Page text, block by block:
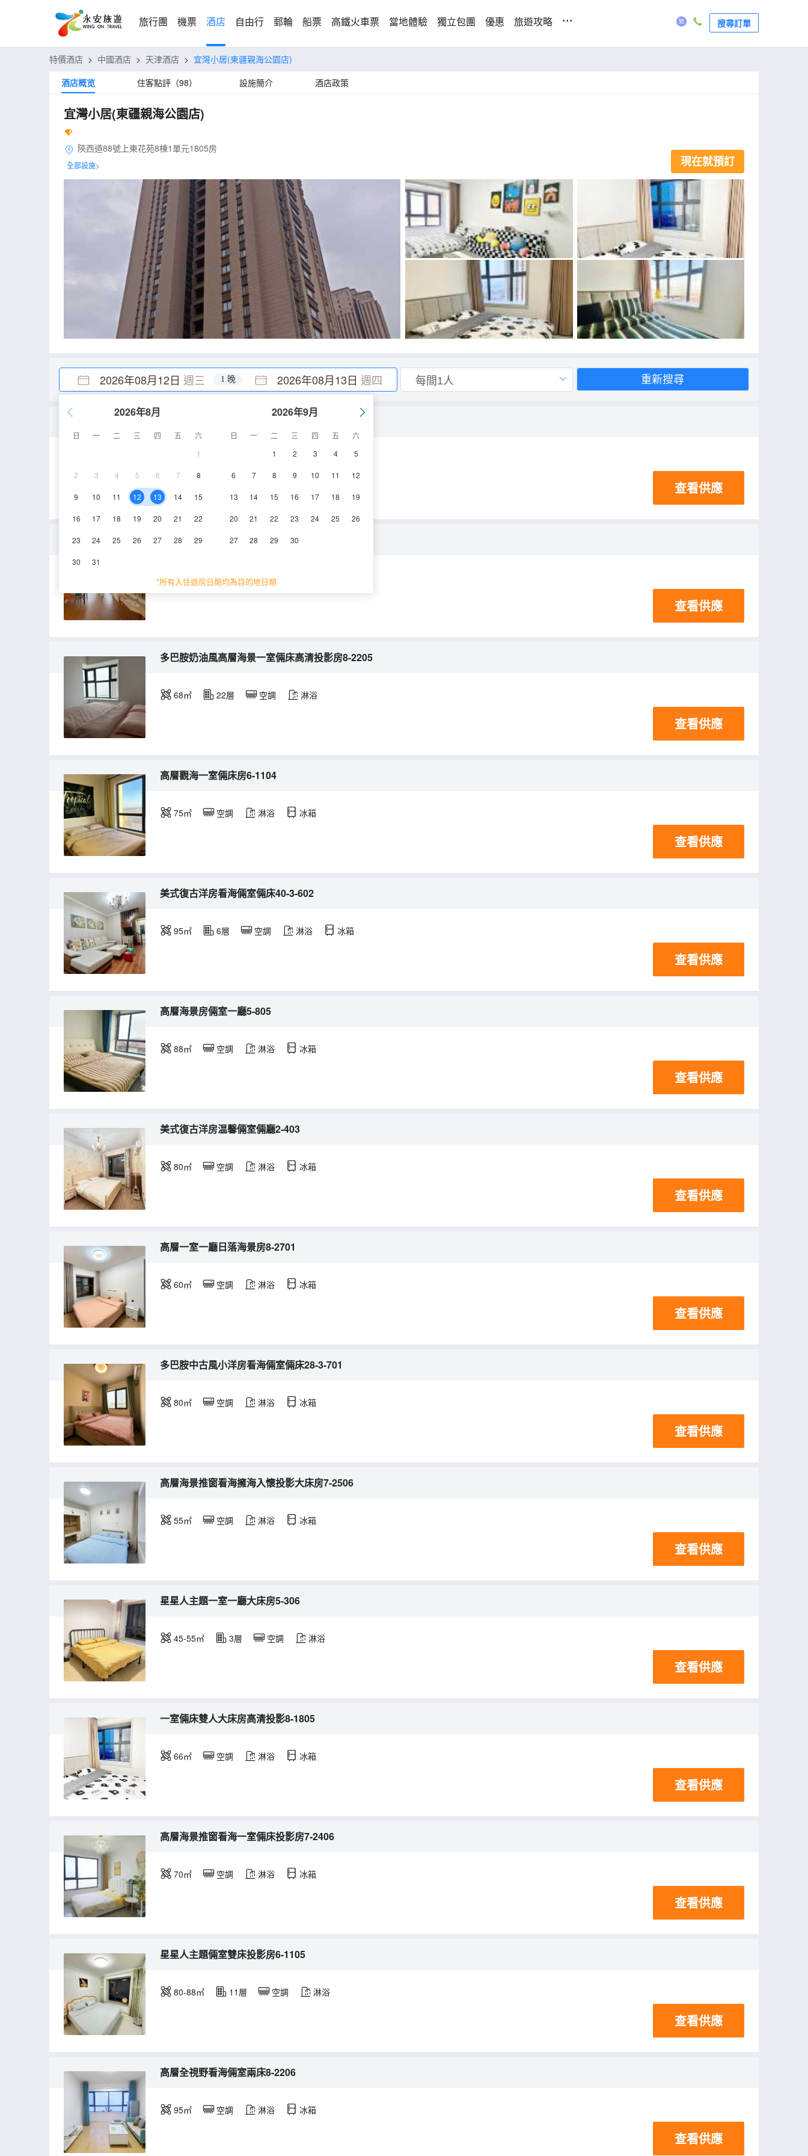
旅行團 機票 酒店 自由行 郵輪 船票 高鐵火車票 當地體驗 獨立包團 優惠 旅遊攻略 ... 搜尋訂單
特價酒店 > 中國酒店 > 天津酒店 > 宜灣小居(東疆親海公園店)
酒店概览
住客點評（98） 設施簡介 酒店政策
宜灣小居(東疆親海公園店)
陝西道88號上東花苑8棟1單元1805房
全部設施> 現在就預訂
2026年08月12日 週三 2026年08月13日 週四
1 晚
2026年8月
日 一 二 三 四 五
六
1
2 3 4 5 6 7 8
9 10 11 12 13 14 15
16 17 18 19 20 21 22
23 24 25 26 27 28 29
30 31
2026年9月
日 一 二 三 四 五
六
1
2 3 4 5
6 7 8 9 10 11 12
13 14 15 16 17 18 19
20 21 22 23 24 25 26
27 28 29 30
*所有入住退房日期均為目的地日期
重新搜尋
高層海景房180度推窗看海倆室一廳8-806
淋浴 冰箱
查看供應
洋房觀海三室兩廳投影房28-2-701
90㎡ 空調 淋浴
查看供應
多巴胺奶油風高層海景一室倆床高清投影房8-2205
68㎡ 22層 空調 淋浴
查看供應
高層觀海一室倆床房6-1104
75㎡ 空調 淋浴 冰箱
查看供應
美式復古洋房看海倆室倆床40-3-602
95㎡ 6層 空調 淋浴 冰箱
查看供應
高層海景房倆室一廳5-805
88㎡ 空調 淋浴 冰箱
查看供應
美式復古洋房温馨倆室倆廳2-403
80㎡ 空調 淋浴 冰箱
查看供應
高層一室一廳日落海景房8-2701
60㎡ 空調 淋浴 冰箱
查看供應
多巴胺中古風小洋房看海倆室倆床28-3-701
80㎡ 空調 淋浴 冰箱
查看供應
高層海景推窗看海擁海入懷投影大床房7-2506
55㎡ 空調 淋浴 冰箱
查看供應
星星人主題一室一廳大床房5-306
45-55㎡ 3層 空調 淋浴
查看供應
一室倆床雙人大床房高清投影8-1805
66㎡ 空調 淋浴 冰箱
查看供應
高層海景推窗看海一室倆床投影房7-2406
70㎡ 空調 淋浴 冰箱
查看供應
星星人主題倆室雙床投影房6-1105
80-88㎡ 11層 空調 淋浴
查看供應
高層全視野看海倆室兩床8-2206
95㎡ 空調 淋浴 冰箱
查看供應